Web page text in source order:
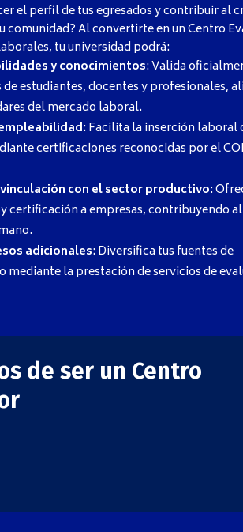
el perfil de tus egresados y contribuir al
comunidad? Al convertirte en un Centro
tu universidad podrá:
y conocimientos: Valida
estudiantes, docentes y profesionales,
del mercado laboral.
: Facilita la inserción laboral
certificaciones reconocidas por el
con el sector productivo:
certificación a empresas, contribuyendo
adicionales: Diversifica tus fuentes de
mediante la prestación de servicios de
de ser un Centro